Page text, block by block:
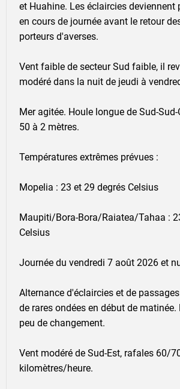
et Huahine. Les éclaircies deviennent
en cours de journée avant le retour
porteurs d'averses.
Vent faible de secteur Sud faible, il
modéré dans la nuit de jeudi à
Mer agitée. Houle longue de Sud-
50 à 2 mètres.
Températures extrêmes prévues :
Mopelia : 23 et 29 degrés Celsius
Maupiti/Bora-Bora/Raiatea/Tahaa :
Celsius
Journée du vendredi 7 août 2026 et
Alternance d'éclaircies et de
de rares ondées en début de
peu de changement.
Vent modéré de Sud-Est, rafales 60/
kilomètres/heure.